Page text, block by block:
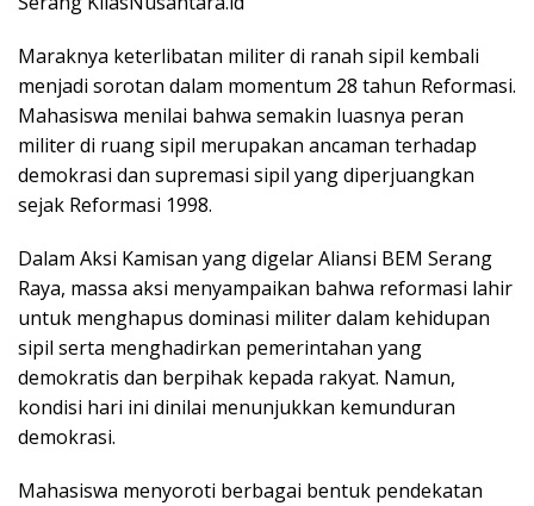
Maraknya keterlibatan militer di ranah sipil kembali
menjadi sorotan dalam momentum 28 tahun Reformasi.
Mahasiswa menilai bahwa semakin luasnya peran
militer di ruang sipil merupakan ancaman terhadap
demokrasi dan supremasi sipil yang diperjuangkan
sejak Reformasi 1998.
Dalam Aksi Kamisan yang digelar Aliansi BEM Serang
Raya, massa aksi menyampaikan bahwa reformasi lahir
untuk menghapus dominasi militer dalam kehidupan
sipil serta menghadirkan pemerintahan yang
demokratis dan berpihak kepada rakyat. Namun,
kondisi hari ini dinilai menunjukkan kemunduran
demokrasi.
Mahasiswa menyoroti berbagai bentuk pendekatan